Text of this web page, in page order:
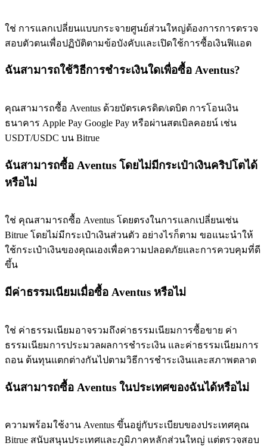
BTC New User Exclusive: 6.5% APR
BTC Flexible Staking | Daily Rewards
กิจกรรมเพิ่มเติม
รับรางวัลและสิทธิพิเศษสุดพิเศษ
ศูนย์รางวัล
เข้าสู่ระบบ
ใช่ การแลกเปลี่ยนแบบกระจายศูนย์ส่วนใหญ่ต้องการการตรวจ
สอบตัวตนเพื่อปฏิบัติตามข้อบังคับและเปิดใช้การซื้อเงินฟิแอต
ฉันสามารถใช้วิธีการชำระเงินใดเพื่อซื้อ Aventus?
คุณสามารถซื้อ Aventus ด้วยบัตรเครดิต/เดบิต การโอนเงิน
ธนาคาร Apple Pay Google Pay หรือผ่านสตเบิลคอยน์ เช่น
USDT/USDC บน Bitrue
ฉันสามารถซื้อ Aventus โดยไม่มีกระเป๋าเงินคริปโตได้
หรือไม่
ใช่ คุณสามารถซื้อ Aventus โดยตรงในการแลกเปลี่ยนเช่น
Bitrue โดยไม่มีกระเป๋าเงินส่วนตัว อย่างไรก็ตาม ขอแนะนำให้
ใช้กระเป๋าเงินของคุณเองเพื่อความปลอดภัยและการควบคุมที่ดี
ขึ้น
มีค่าธรรมเนียมเมื่อซื้อ Aventus หรือไม่
ใช่ ค่าธรรมเนียมอาจรวมถึงค่าธรรมเนียมการซื้อขาย ค่า
ธรรมเนียมการประมวลผลการชำระเงิน และค่าธรรมเนียมการ
ถอน ต้นทุนแตกต่างกันไปตามวิธีการชำระเงินและสภาพตลาด
ฉันสามารถซื้อ Aventus ในประเทศของฉันได้หรือไม่
ความพร้อมใช้งาน Aventus ขึ้นอยู่กับระเบียบของประเทศคุณ
Bitrue สนับสนุนประเทศและภูมิภาคหลักส่วนใหญ่ แต่ตรวจสอบ